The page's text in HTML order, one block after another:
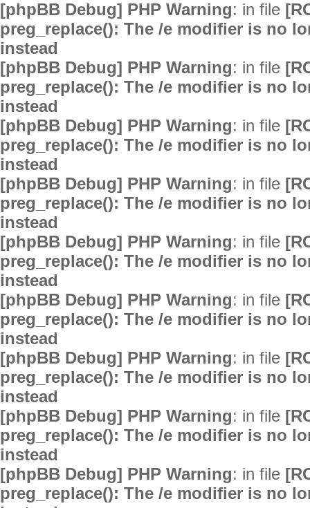
[phpBB Debug] PHP Warning: in file
preg_replace(): The /e modifier is no
instead
[phpBB Debug] PHP Warning: in file
preg_replace(): The /e modifier is no
instead
[phpBB Debug] PHP Warning: in file
preg_replace(): The /e modifier is no
instead
[phpBB Debug] PHP Warning: in file
preg_replace(): The /e modifier is no
instead
[phpBB Debug] PHP Warning: in file
preg_replace(): The /e modifier is no
instead
[phpBB Debug] PHP Warning: in file
preg_replace(): The /e modifier is no
instead
[phpBB Debug] PHP Warning: in file
preg_replace(): The /e modifier is no
instead
[phpBB Debug] PHP Warning: in file
preg_replace(): The /e modifier is no
instead
[phpBB Debug] PHP Warning: in file
preg_replace(): The /e modifier is no